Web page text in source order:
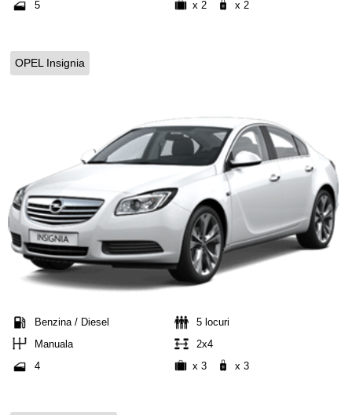
5
x 2 x 2
OPEL Insignia
Benzina / Diesel
5 locuri
Manuala
2x4
4
x 3 x 3